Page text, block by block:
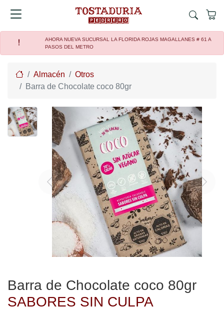
AHORA NUEVA SUCURSAL LA FLORIDA ROJAS MAGALLANES # 61 A
PASOS DEL METRO
HomeAlmacén
Otros
Barra de Chocolate coco 80gr
Previous Next
Barra de Chocolate coco 80gr
SABORES SIN CULPA